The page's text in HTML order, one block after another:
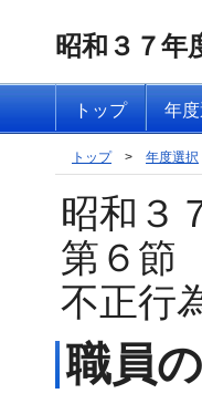
昭和３７年
トップ 年
トップ > 年度選択
昭和３
第６節
不正行
職員